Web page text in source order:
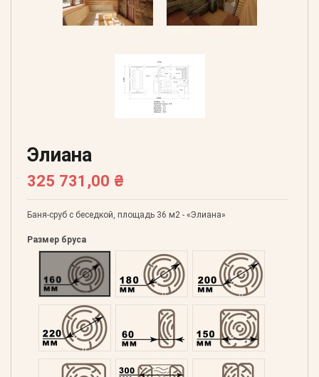
Элиана
325 731,00 ₴
Баня-сруб с беседкой, площадь 36 м2 - «Элиана»
Размер бруса
Оцилиндрованний 160Оцилиндрованний 180Оцилиндрованний
Оцилиндрованний 220Профилированний 60Профилированний
Профилированний 200Двойной 300 Клееный 120